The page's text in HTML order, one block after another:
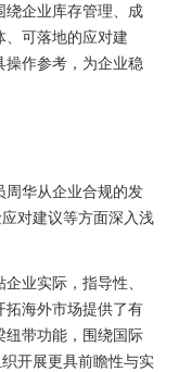
绕企业库存管理、成
、可落地的应对建
操作参考，为企业稳
华从企业合规的发
对建议等方面深入浅
业实际，指导性、
拓海外市场提供了有
纽带功能，围绕国际
开展更具前瞻性与实